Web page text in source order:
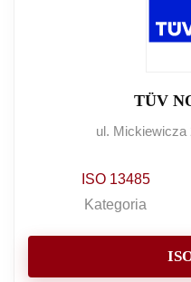
TÜV
ul. Mickiewicza
ISO 13485
Kategoria